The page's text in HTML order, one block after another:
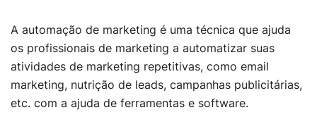
A automação de marketing é uma técnica que ajuda
os profissionais de marketing a automatizar suas
atividades de marketing repetitivas, como email
marketing, nutrição de leads, campanhas publicitárias,
etc. com a ajuda de ferramentas e software.